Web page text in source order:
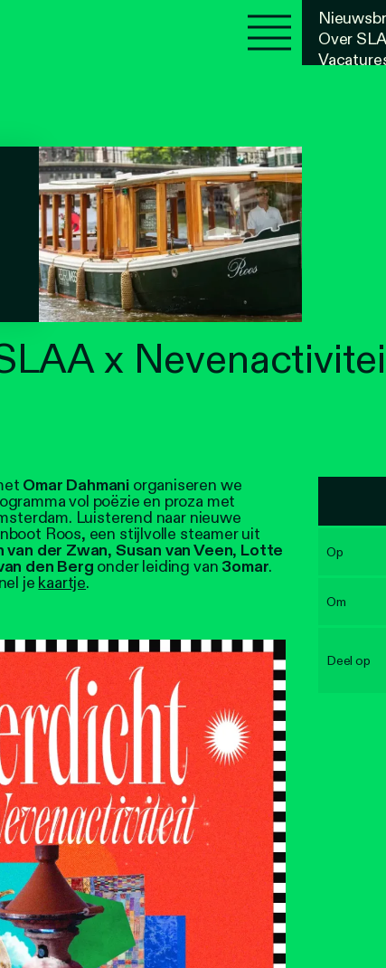
x
Omar Dahmani organiseren we
vol poëzie en proza met
Luisterend naar nieuwe
Roos, een stijlvolle steamer uit
van der Zwan, Susan van Veen, Lotte
den Berg onder leiding van 3omar.
je kaartje.
Op
Om
Deel op
Over